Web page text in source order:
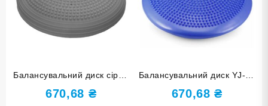
Балансувальний диск сірий
YJ-O-M-grey
670,68 ₴
Балансувальний диск YJ-O-
G-blue
670,68₴